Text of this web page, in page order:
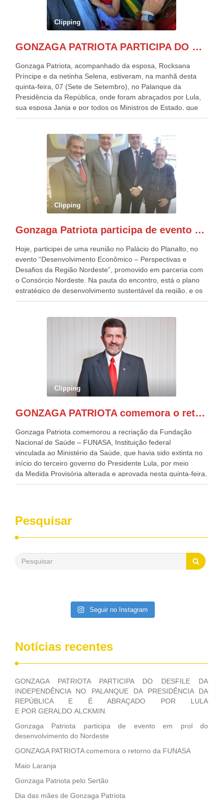
Clipping
GONZAGA PATRIOTA PARTICIPA DO DESFILE DA INDEPENDÊNCIA NO PALANQUE DA PRESIDÊNCIA DA REPÚBLICA E É ABRAÇADO POR LULA E POR GERALDO ALCKMIN.
Gonzaga Patriota, acompanhado da esposa, Rocksana
Príncipe e da netinha Selena, estiveram, na manhã desta
quinta-feira, 07 (Sete de Setembro), no Palanque da
Presidência da República, onde foram abraçados por Lula,
sua esposa Janja e por todos os Ministros de Estado, que
estavam presentes, nos Desfiles da Independência da
outros desfiles, na Esplanada dos Ministérios, disse ter sido
o deste ano, o maior e o mais organizado de todos. “Há
quatro décadas, como Patriota até no nome, participo
anualmente dos desfiles de Sete de Setembro, na
Esplanada dos Ministérios, em Brasília. Este ano, o governo
preparou espaços com cadeiras e coberturas, para 30.000
pessoas, só que o número de Patriotas Brasileiros
Independentes, dobrou na Esplanada. Eu, Lula e os
Patriota.
Clipping
Gonzaga Patriota participa de evento em prol do desenvolvimento do Nordeste
Hoje, participei de uma reunião no Palácio do Planalto, no
evento “Desenvolvimento Econômico – Perspectivas e
Desafios da Região Nordeste”, promovido em parceria com
o Consórcio Nordeste. Na pauta do encontro, está o plano
estratégico de desenvolvimento sustentável da região, e os
desafios para a elaboração de políticas públicas, que
evento contou com a presença do Vice-presidente Geraldo
Alckmin, que também ocupa o Ministério do
Desenvolvimento, Indústria, Comércio e Serviços, o ex
governador de Pernambuco, agora Presidente do Banco do
Nordeste, Paulo Câmara, o ex Deputado Federal, e
atualmente Superintendente da SUDENE, Danilo Cabral, da
Governadora de Pernambuco, Raquel Lyra, os ministros da
Casa Civil, Rui Costa, e da Integração e do Desenvolvimento
de todo Nordeste que também ajudam a fomentar o
Clipping
GONZAGA PATRIOTA comemora o retorno da FUNASA
Gonzaga Patriota comemorou a recriação da Fundação
Nacional de Saúde – FUNASA, Instituição federal
vinculada ao Ministério da Saúde, que havia sido extinta no
início do terceiro governo do Presidente Lula, por meio
da Medida Provisória alterada e aprovada nesta quinta-feira,
pelo Congresso Nacional. Gonzaga Patriota disse hoje em
desenvolvimento dos seus municípios e, somente o ano
passado, essa Fundação distribuiu mais de três bilhões de
reais, com suas maravilhosas ações, dentre alas, mais de
saneamento básico, em pequenas comunidades rurais.
Patriota disse ainda que, mesmo sem mandato,
Pesquisar
Seguir no Instagram
Notícias recentes
GONZAGA PATRIOTA PARTICIPA DO DESFILE DA
INDEPENDÊNCIA NO PALANQUE DA PRESIDÊNCIA DA
REPÚBLICA E É ABRAÇADO POR LULA
E POR GERALDO ALCKMIN.
Gonzaga Patriota participa de evento em prol do
desenvolvimento do Nordeste
GONZAGA PATRIOTA comemora o retorno da FUNASA
Maio Laranja
Gonzaga Patriota pelo Sertão
Dia das mães de Gonzaga Patriota